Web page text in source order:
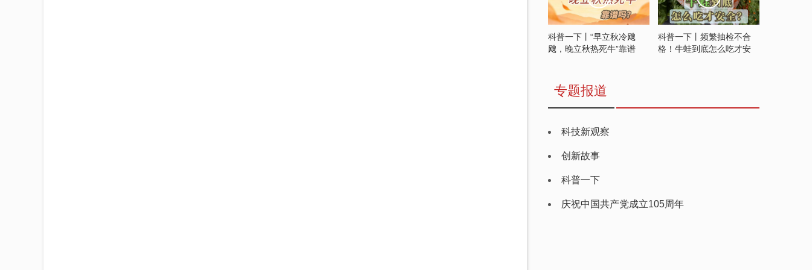
科普一下丨“早立秋冷飕
飕，晚立秋热死牛”靠谱
科普一下丨频繁抽检不合
格！牛蛙到底怎么吃才安
专题报道
科技新观察
创新故事
科普一下
庆祝中国共产党成立105周年